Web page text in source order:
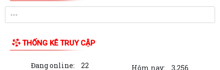
"Triển khai Chiến dịch 100 ngày tạo...
việc Tăng cường thực thi hiệu quả...
Triển khai thực hiện một số hoạt...
THỐNG KÊ TRUY CẬP
Đang online: 22 Hôm nay: 3,256